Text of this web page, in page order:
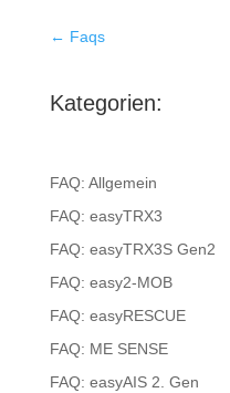
← Faqs
Kategorien:
FAQ: Allgemein
FAQ: easyTRX3
FAQ: easyTRX3S Gen2
FAQ: easy2-MOB
FAQ: easyRESCUE
FAQ: ME SENSE
FAQ: easyAIS 2. Gen